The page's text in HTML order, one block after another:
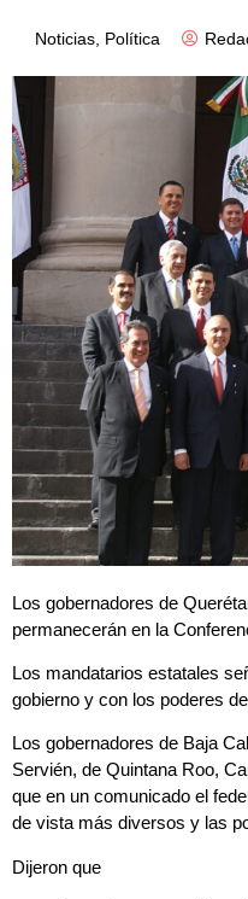
Noticias Política
Los gobernadores de
permanecerán en la
Los mandatarios estatales
gobierno y con los poderes
Los gobernadores de Baja
Servién, de Quintana Roo,
que en un comunicado el
de vista más diversos y las
Dijeron que